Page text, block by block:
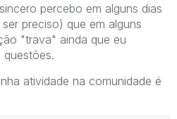
percebo em alguns dias
preciso) que em alguns
"trava" ainda que eu
questões.
atividade na comunidade é